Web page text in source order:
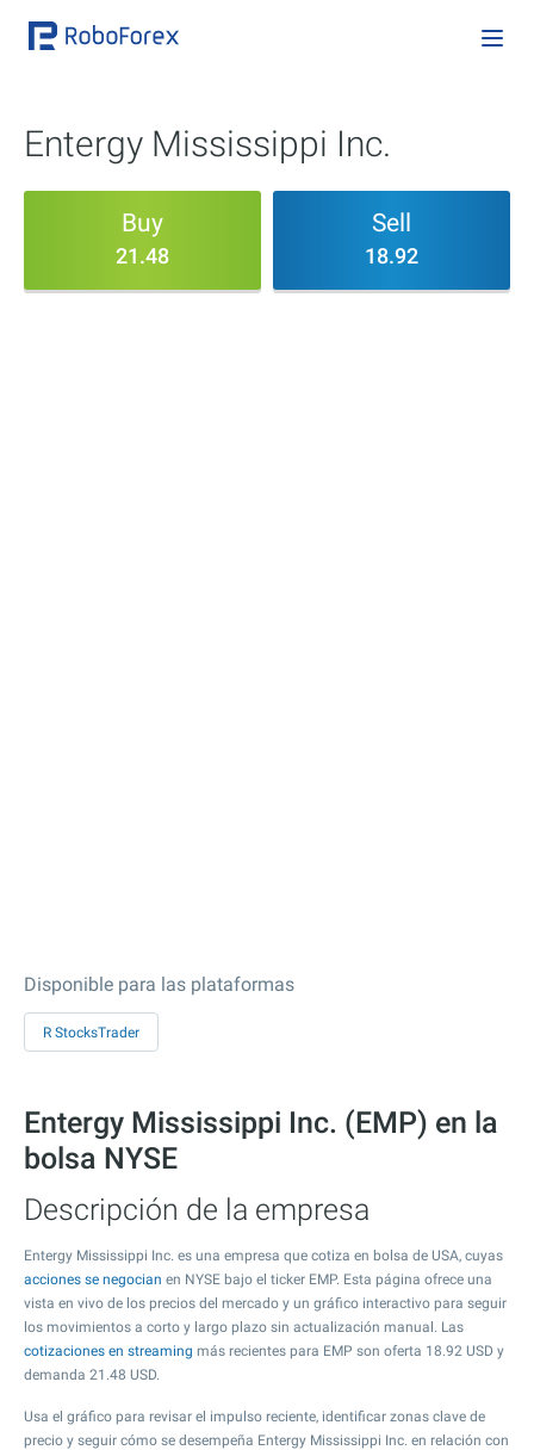
Entergy Mississippi Inc.
Buy
21.48
Sell
18.92
Disponible para las plataformas
R StocksTrader
Entergy Mississippi Inc. (EMP) en la
bolsa NYSE
Descripción de la empresa
Entergy Mississippi Inc. es una empresa que cotiza en bolsa de USA, cuyas
acciones se negocian en NYSE bajo el ticker EMP. Esta página ofrece una
vista en vivo de los precios del mercado y un gráfico interactivo para seguir
los movimientos a corto y largo plazo sin actualización manual. Las
cotizaciones en streaming más recientes para EMP son oferta 18.92 USD y
demanda 21.48 USD.
Usa el gráfico para revisar el impulso reciente, identificar zonas clave de
precio y seguir cómo se desempeña Entergy Mississippi Inc. en relación con